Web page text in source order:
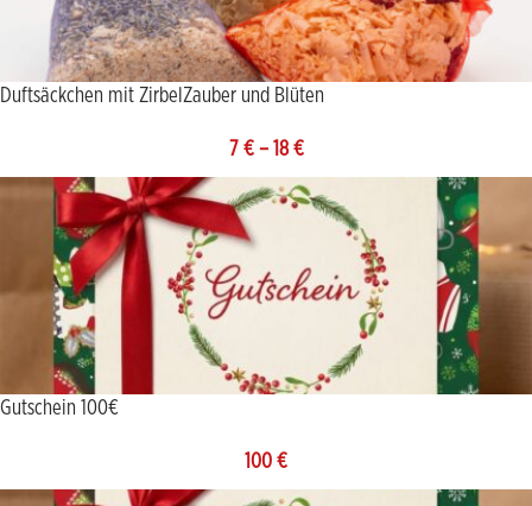
Duftsäckchen mit ZirbelZauber und Blüten
7 €– 18€
Gutschein 100€
100 €